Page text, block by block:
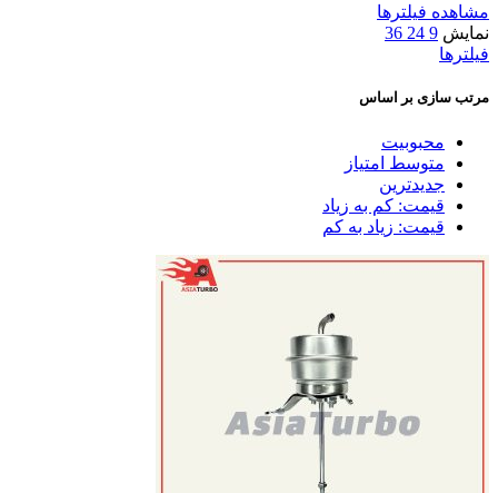
مشاهده فیلترها
نمایش 9
24
36
فیلترها
مرتب سازی بر اساس
محبوبیت
متوسط امتیاز
جدیدترین
قیمت: کم به زیاد
قیمت: زیاد به کم